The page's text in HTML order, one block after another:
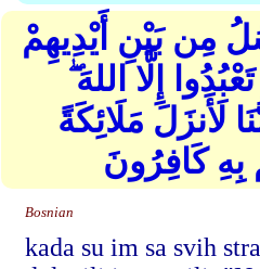
مِن بَيْنِ أَيْدِيهِمْ
إِلَّا اللهَ
لَأَنزَلَ مَلَائِكَةً
بِهِ كَافِرُونَ
Bosnian
kada su im sa svih